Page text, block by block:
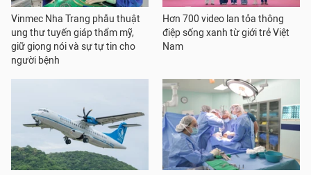
Vinmec Nha Trang phẫu thuật
ung thư tuyến giáp thẩm mỹ,
giữ giọng nói và sự tự tin cho
người bệnh
Hơn 700 video lan tỏa thông
điệp sống xanh từ giới trẻ Việt
Nam